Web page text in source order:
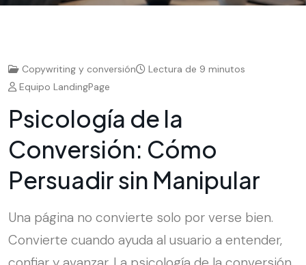
Copywriting y conversión
Lectura de 9 minutos
Equipo LandingPage
Psicología de la
Conversión: Cómo
Persuadirsin Manipular
Una página no convierte solo por verse bien.
Convierte cuando ayuda al usuario a entender,